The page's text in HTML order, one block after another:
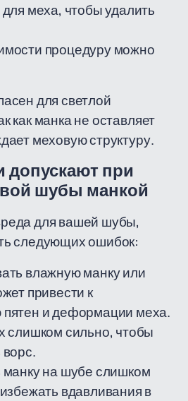
меха, чтобы удалить
процедуру можно
для светлой
как манка не оставляет
меховую структуру.
допускают при
шубы манкой
для вашей шубы,
следующих ошибок:
влажную манку или
привести к
и деформации меха.
слишком сильно, чтобы
манку на шубе слишком
вдавливания в